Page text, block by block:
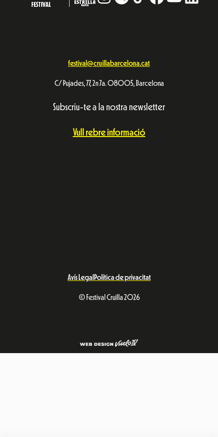
festival@cruillabarcelona.cat
C/ Pujades, 77, 2n 7a. 08005, Barcelona
Subscriu-te a la nostra newsletter
Vull rebre informació
Avís Legal Política de privacitat
© Festival Cruïlla 2026